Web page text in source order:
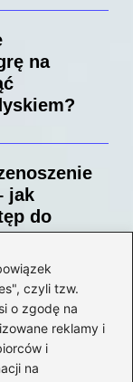
czyli tzw.
o zgodę na
reklamy i
i
na
na
jak
do
zmienić
Steam –
krok po